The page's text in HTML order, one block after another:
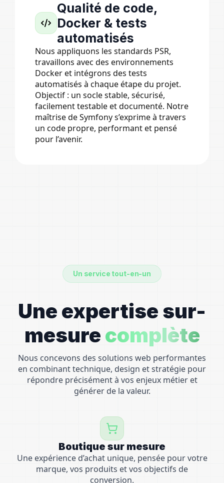
Qualité de code,
Docker & tests
automatisés
Nous appliquons les standards PSR,
travaillons avec des environnements
Docker et intégrons des tests
automatisés à chaque étape du projet.
Objectif : un socle stable, sécurisé,
facilement testable et documenté. Notre
maîtrise de Symfony s’exprime à travers
un code propre, performant et pensé
pour l’avenir.
Un service tout-en-un
Une expertise sur-
mesure complète
Nous concevons des solutions web performantes
en combinant technique, design et stratégie pour
répondre précisément à vos enjeux métier et
générer de la valeur.
Boutique sur mesure
Une expérience d’achat unique, pensée pour votre
marque, vos produits et vos objectifs de
conversion.